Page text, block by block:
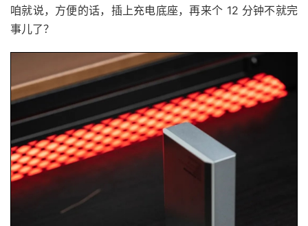
咱就说，方便的话，插上充电底座，再来个 12 分钟不就完
事儿了？